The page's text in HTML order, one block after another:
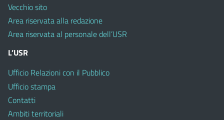
Vecchio sito
Area riservata alla redazione
Area riservata al personale dell’USR
L’USR
Ufficio Relazioni con il Pubblico
Ufficio stampa
Contatti
Ambiti territoriali